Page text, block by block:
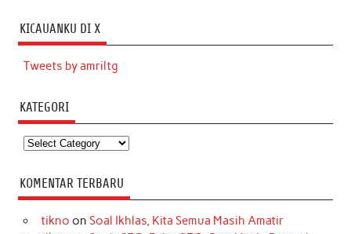
KICAUANKU DI X
Tweets by amriltg
KATEGORI
Kategori
KOMENTAR TERBARU
tikno on Soal Ikhlas, Kita Semua Masih Amatir